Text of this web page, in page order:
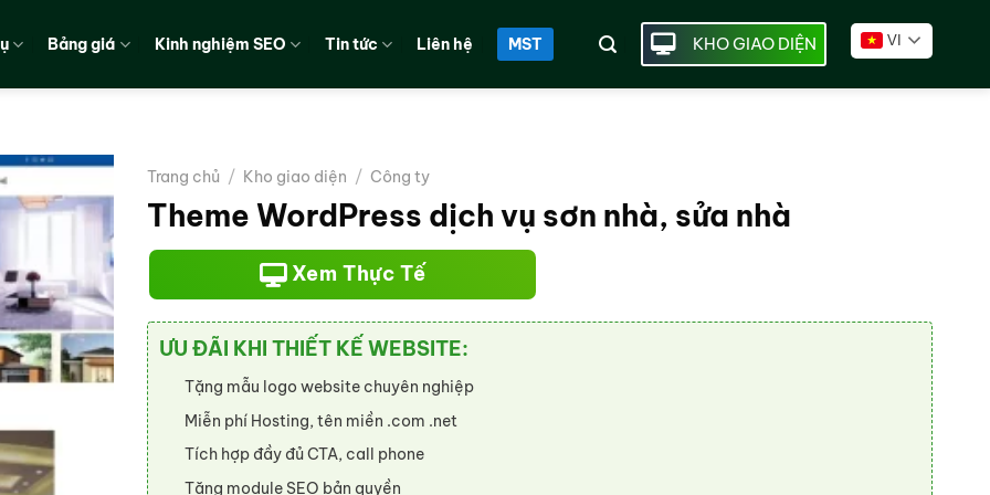
Bảng giá Kinh nghiệm SEO Tin tức Liên hệ MST KHO GIAO DIỆN VI
Trang chủ / Kho giao diện / Công ty
Theme WordPress dịch vụ sơn nhà, sửa nhà
Xem Thực Tế
ƯU ĐÃI KHI THIẾT KẾ WEBSITE:
Tặng mẫu logo website chuyên nghiệp
Miễn phí Hosting, tên miền .com .net
Tích hợp đầy đủ CTA, call phone
Tặng module SEO bản quyền